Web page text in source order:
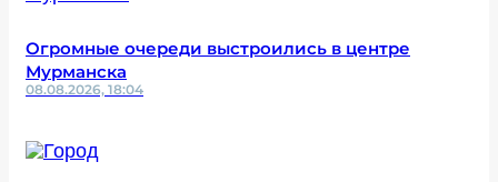
Огромные очереди выстроились в центре
Мурманска
08.08.2026, 18:04